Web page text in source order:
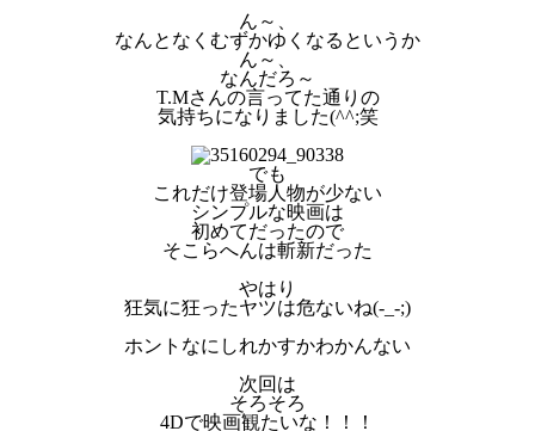
ん～、
なんとなくむずかゆくなるというか
ん～、
なんだろ～
T.Mさんの言ってた通りの
気持ちになりました(^^;笑
でも
これだけ登場人物が少ない
シンプルな映画は
初めてだったので
そこらへんは斬新だった
やはり
狂気に狂ったヤツは危ないね(-_-;)
ホントなにしれかすかわかんない
次回は
そろそろ
4Dで映画観たいな！！！